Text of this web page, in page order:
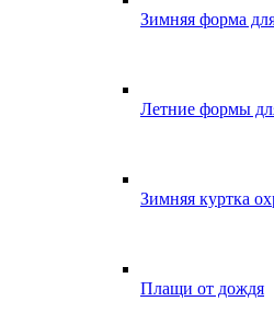
Зимняя форма
Летние формы
Зимняя куртка
Плащи от дождя